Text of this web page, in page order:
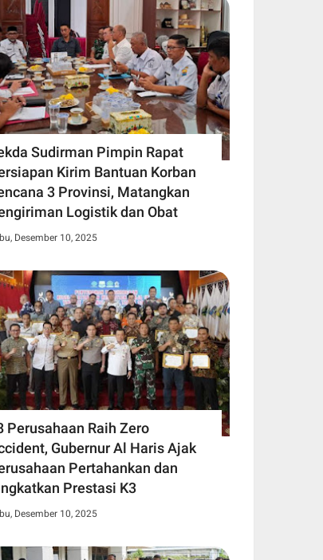
Sudirman Pimpin Rapat
Kirim Bantuan Korban
3 Provinsi, Matangkan
Logistik dan Obat
Desember 10, 2025
Perusahaan Raih Zero
Gubernur Al Haris Ajak
Pertahankan dan
Prestasi K3
Desember 10, 2025